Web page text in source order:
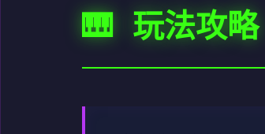
🎹 玩法攻略